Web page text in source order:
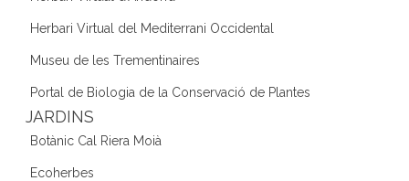
Herbari Virtual del Mediterrani Occidental
Museu de les Trementinaires
Portal de Biologia de la Conservació de Plantes
JARDINS
Botànic Cal Riera Moià
Ecoherbes